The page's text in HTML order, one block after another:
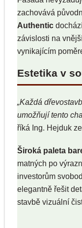
zachovává
Authentic
závislosti na
vynikajícím
Estetika v
„Každá
umožňují tento
říká Ing. Hejduk
Široká paleta
matných po
investorům
elegantně řešit
stavbě vizuální